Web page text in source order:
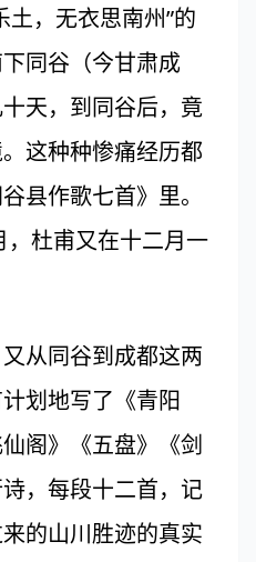
土，无衣思南州”的
同谷（今甘肃成
天，到同谷后，竟
这种种惨痛经历都
县作歌七首》里。
杜甫又在十二月一
从同谷到成都这两
划地写了《青阳
阁》《五盘》《剑
，每段十二首，记
的山川胜迹的真实